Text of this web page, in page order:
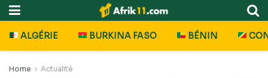
ALGÉRIE BURKINA FASO BÉNIN
Home Actualité